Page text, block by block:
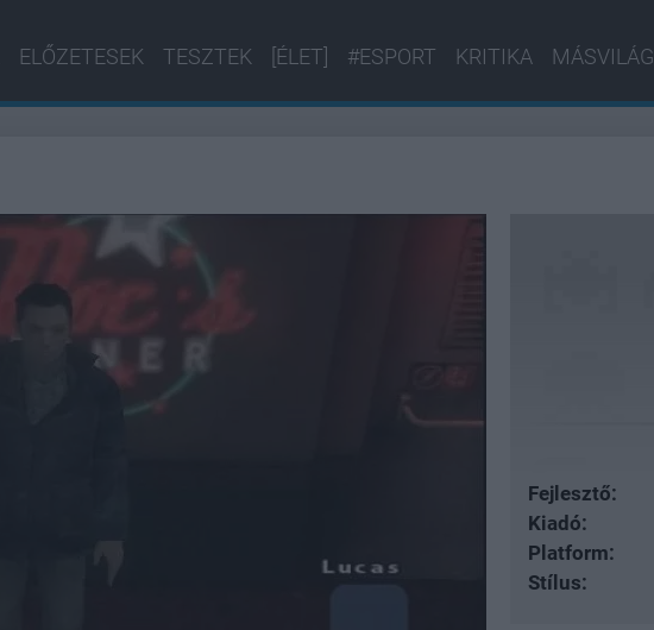
ELŐZETESEK TESZTEK [ÉLET] #ESPORT KRITIKA MÁSVILÁG
Fejlesztő:
Kiadó:
Platform:
Stílus: